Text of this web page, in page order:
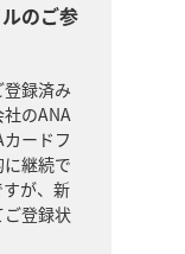
のご参
録済み
のANA
ードフ
継続で
が、新
ご登録状